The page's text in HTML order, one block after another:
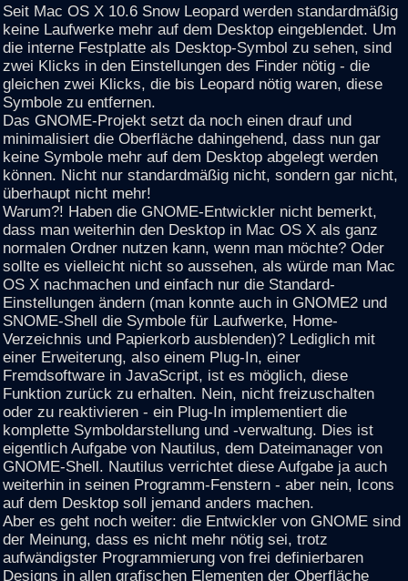
Seit Mac OS X 10.6 Snow Leopard werden standardmäßig
keine Laufwerke mehr auf dem Desktop eingeblendet. Um
die interne Festplatte als Desktop-Symbol zu sehen, sind
zwei Klicks in den Einstellungen des Finder nötig - die
gleichen zwei Klicks, die bis Leopard nötig waren, diese
Symbole zu entfernen.
Das GNOME-Projekt setzt da noch einen drauf und
minimalisiert die Oberfläche dahingehend, dass nun gar
keine Symbole mehr auf dem Desktop abgelegt werden
können. Nicht nur standardmäßig nicht, sondern gar nicht,
überhaupt nicht mehr!
Warum?! Haben die GNOME-Entwickler nicht bemerkt,
dass man weiterhin den Desktop in Mac OS X als ganz
normalen Ordner nutzen kann, wenn man möchte? Oder
sollte es vielleicht nicht so aussehen, als würde man Mac
OS X nachmachen und einfach nur die Standard-
Einstellungen ändern (man konnte auch in GNOME2 und
SNOME-Shell die Symbole für Laufwerke, Home-
Verzeichnis und Papierkorb ausblenden)? Lediglich mit
einer Erweiterung, also einem Plug-In, einer
Fremdsoftware in JavaScript, ist es möglich, diese
Funktion zurück zu erhalten. Nein, nicht freizuschalten
oder zu reaktivieren - ein Plug-In implementiert die
komplette Symboldarstellung und -verwaltung. Dies ist
eigentlich Aufgabe von Nautilus, dem Dateimanager von
GNOME-Shell. Nautilus verrichtet diese Aufgabe ja auch
weiterhin in seinen Programm-Fenstern - aber nein, Icons
auf dem Desktop soll jemand anders machen.
Aber es geht noch weiter: die Entwickler von GNOME sind
der Meinung, dass es nicht mehr nötig sei, trotz
aufwändigster Programmierung von frei definierbaren
Designs in allen grafischen Elementen der Oberfläche